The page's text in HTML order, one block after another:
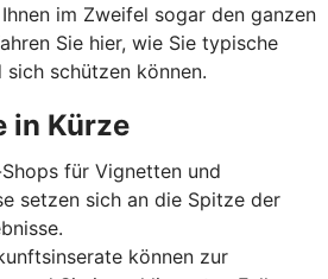
im Zweifel sogar den ganzen
Sie hier, wie Sie typische
sich schützen können.
in Kürze
für Vignetten und
setzen sich an die Spitze der
können zur